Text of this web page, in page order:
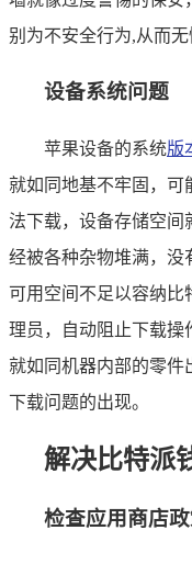
别为不安全行为,从而无
设备系统问题
苹果设备的系统版
就如同地基不牢固，可
法下载，设备存储空
经被各种杂物堆满，没
可用空间不足以容纳比
理员，自动阻止下载操
就如同机器内部的零件
下载问题的出现。
解决比特派
检查应用商店